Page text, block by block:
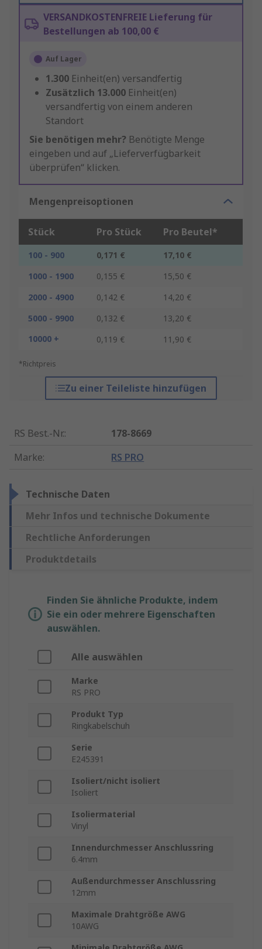
VERSANDKOSTENFREIE Lieferung für
Bestellungen ab 100,00 €
Auf Lager
1.300 Einheit(en) versandfertig
Zusätzlich 13.000 Einheit(en)
versandfertig von einem anderen
Standort
Sie benötigen mehr? Benötigte Menge
eingeben und auf „Lieferverfügbarkeit
überprüfen“ klicken.
Mengenpreisoptionen
Stück Pro Stück Pro Beutel*
100 - 900 0,171 €
17,10 €
1000 - 1900
0,155 €
15,50 €
2000 - 4900
0,142 €
14,20 €
5000 - 9900
0,132 €
13,20 €
10000 +
0,119 € 11,90 €
*Richtpreis
Zu einer Teileliste hinzufügen
RS Best.-Nr.:
178-8669
Marke: RS PRO
Technische Daten
Mehr Infos und technische Dokumente
Rechtliche Anforderungen
Produktdetails
Finden Sie ähnliche Produkte, indem
Sie ein oder mehrere Eigenschaften
auswählen.
Alle auswählen
Marke
RS PRO
Produkt Typ
Ringkabelschuh
Serie
E245391
Isoliert/nicht isoliert
Isoliert
Isoliermaterial
Vinyl
Innendurchmesser Anschlussring
6.4mm
Außendurchmesser Anschlussring
12mm
Maximale Drahtgröße AWG
10AWG